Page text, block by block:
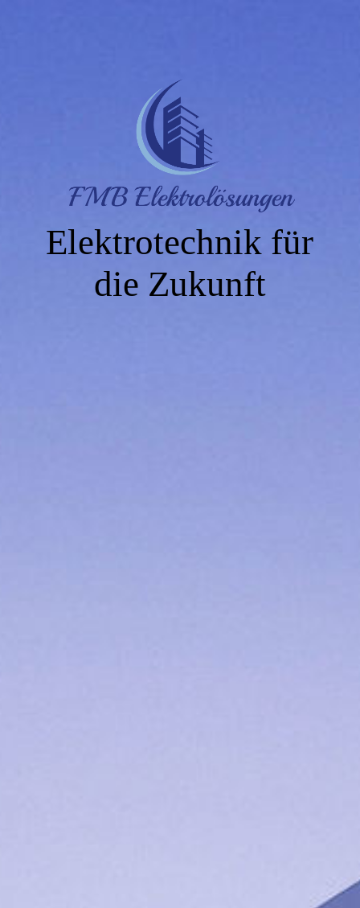
Elektrotechnik für
die Zukunft